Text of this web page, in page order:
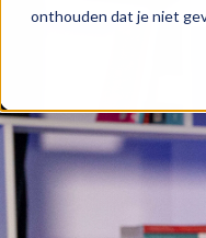
onthouden dat je niet